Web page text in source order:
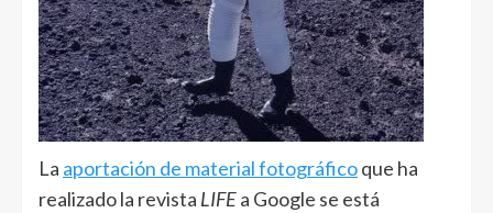
La aportación de material fotográficoque ha
realizado la revista LIFEa Google se está